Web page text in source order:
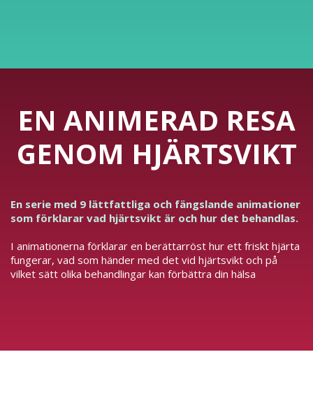
EN ANIMERAD RESA
GENOM HJÄRTSVIKT
En serie med 9 lättfattliga och fängslande animationer
som förklarar vad hjärtsvikt är och hur det behandlas.
I animationerna förklarar en berättarröst hur ett friskt hjärta
fungerar, vad som händer med det vid hjärtsvikt och på
vilket sätt olika behandlingar kan förbättra din hälsa